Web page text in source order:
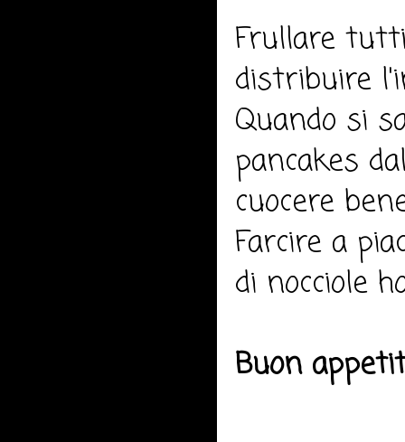
Frullare
distribuire
Quando si
pancakes
cuocere
Farcire a
di nocciole
Buon